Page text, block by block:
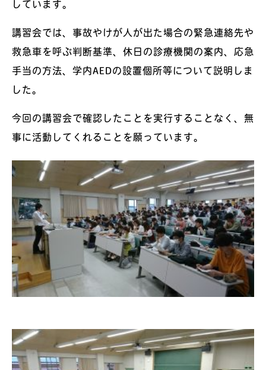
しています。
講習会では、事故やけが人が出た場合の緊急連絡先や
救急車を呼ぶ判断基準、休日の診療機関の案内、応急
手当の方法、学内AEDの設置個所等について説明しま
した。
今回の講習会で確認したことを実行することなく、無
事に活動してくれることを願っています。